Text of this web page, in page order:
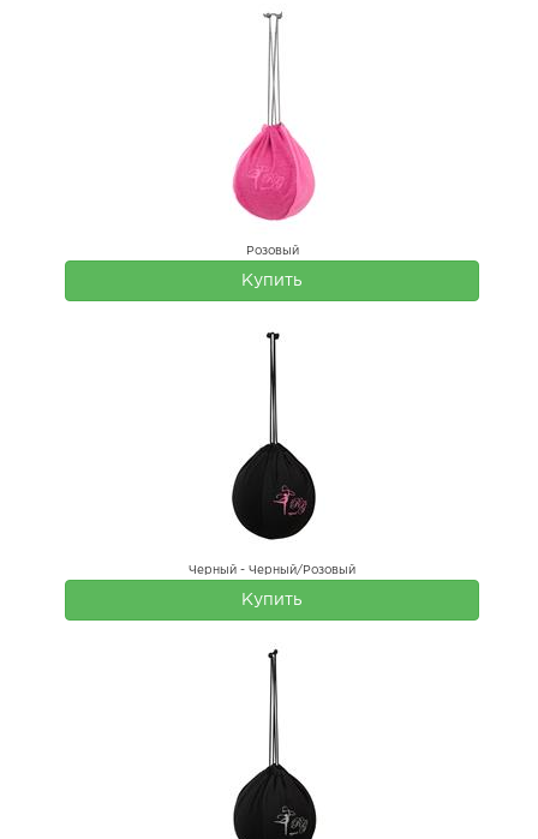
Розовый
Купить
Черный - Черный/Розовый
Купить